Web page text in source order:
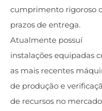
cumprimento rigoroso
prazos de entrega.
Atualmente possuí
instalações equipadas
as mais recentes
de produção e
de recursos no